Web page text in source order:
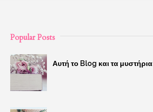
Popular Posts
Αυτή το Blog και τα μυστήρια